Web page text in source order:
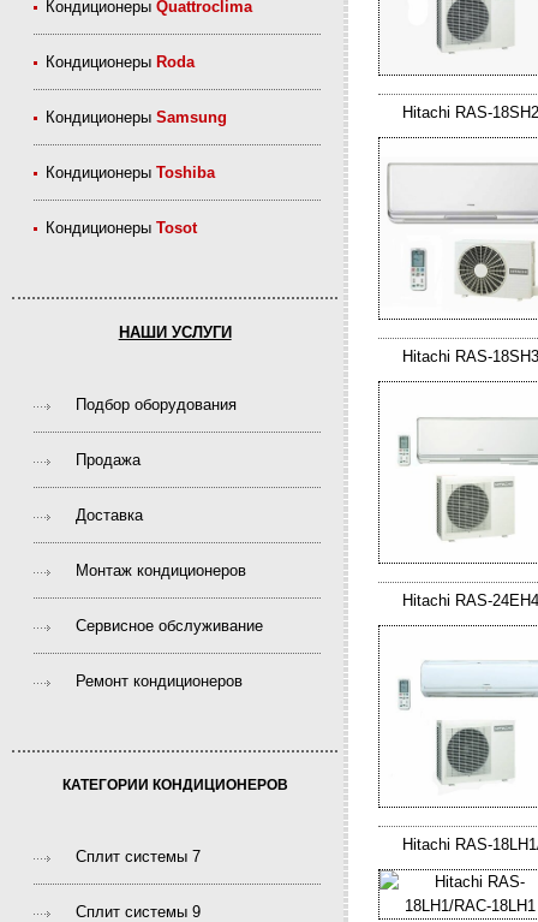
КондиционерыQuattroclima
Кондиционеры Roda
КондиционерыSamsung
КондиционерыToshiba
КондиционерыTosot
НАШИ УСЛУГИ
Подбор оборудования
Продажа
Доставка
Монтаж кондиционеров
Сервисное обслуживание
Ремонт кондиционеров
КАТЕГОРИИ КОНДИЦИОНЕРОВ
Сплит системы 7
Сплит системы 9
Hitachi RAS-
Hitachi RAS-
Hitachi RAS-
Hitachi RAS-